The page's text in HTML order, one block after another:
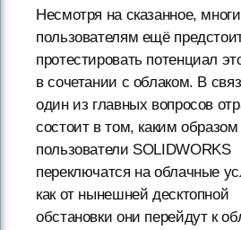
Несмотря на сказанное,
пользователям ещё
протестировать потенциал
в сочетании с облаком. В
один из главных вопросов
состоит в том, каким образом
пользователи SOLIDWORKS
переключатся на облачные
как от нынешней десктопной
обстановки они перейдут к